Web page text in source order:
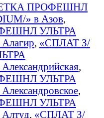
ПРОФЕШНЛ
» в Азов,
УЛЬТРА
, «СПЛАТ З/
,
УЛЬТРА
,
УЛЬТРА
, «СПЛАТ З/